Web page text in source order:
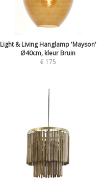
Light & Living Hanglamp 'Mayson'
Ø40cm, kleur Bruin
€ 175